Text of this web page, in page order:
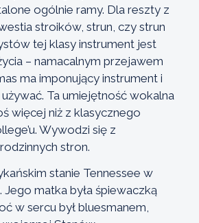
ogólnie ramy. Dla reszty z
stroików, strun, czy strun
tej klasy instrument jest
– namacalnym przejawem
ma imponujący instrument i
Ta umiejętność wokalna
więcej niż z klasycznego
Wywodzi się z
stron.
stanie Tennessee w
matka była śpiewaczką
w sercu był bluesmanem,